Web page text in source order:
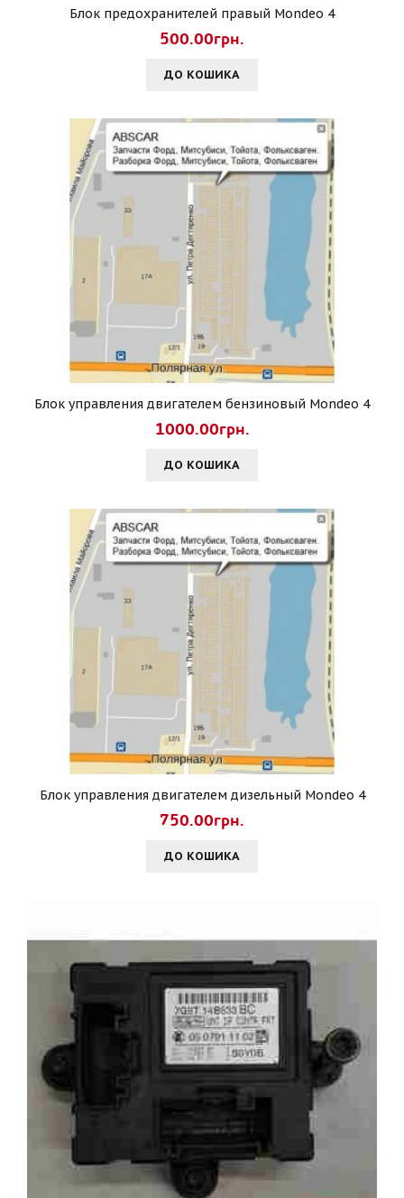
Блок предохранителей правый Mondeo 4
500.00грн.
ДО КОШИКА
Блок управления двигателем бензиновый Mondeo 4
1000.00грн.
ДО КОШИКА
Блок управления двигателем дизельный Mondeo 4
750.00грн.
ДО КОШИКА